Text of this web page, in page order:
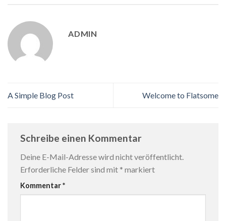
ADMIN
A Simple Blog Post Welcome to Flatsome
Schreibe einen Kommentar
Deine E-Mail-Adresse wird nicht veröffentlicht.
Erforderliche Felder sind mit * markiert
Kommentar*